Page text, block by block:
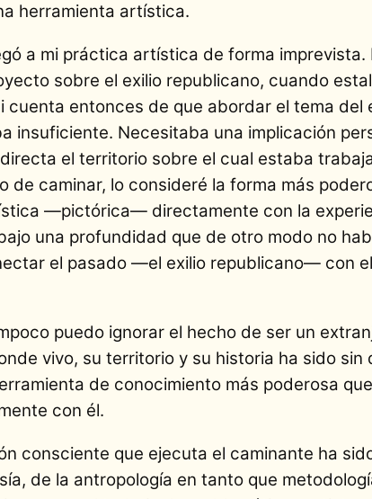
herramienta artística.
a mi práctica artística de forma imprevista.
sobre el exilio republicano, cuando
cuenta entonces de que abordar el tema del
insuficiente. Necesitaba una implicación
el territorio sobre el cual estaba
de caminar, lo consideré la forma más
—pictórica— directamente con la
una profundidad que de otro modo no
el pasado —el exilio republicano— con
puedo ignorar el hecho de ser un
vivo, su territorio y su historia ha sido sin
de conocimiento más poderosa
con él.
consciente que ejecuta el caminante ha
de la antropología en tanto que